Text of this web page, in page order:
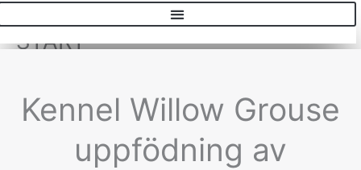
START
Kennel Willow Grouse
uppfödning av